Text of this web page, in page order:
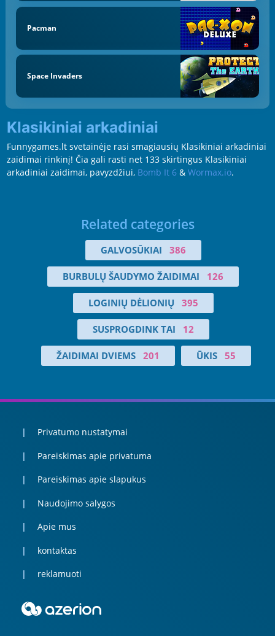
Pacman
Space Invaders
Klasikiniai arkadiniai
Funnygames.lt svetainėje rasi smagiausių Klasikiniai arkadiniai
zaidimai rinkinį! Čia gali rasti net 133 skirtingus Klasikiniai
arkadiniai zaidimai, pavyzdžiui, Bomb It 6 & Wormax.io.
Related categories
GALVOSŪKIAI 386
BURBULŲ ŠAUDYMO ŽAIDIMAI 126
LOGINIŲ DĖLIONIŲ 395
SUSPROGDINK TAI 12
ŽAIDIMAI DVIEMS 201 ŪKIS 55
Privatumo nustatymai
Pareiskimas apie privatuma
Pareiskimas apie slapukus
Naudojimo salygos
Apie mus
kontaktas
reklamuoti